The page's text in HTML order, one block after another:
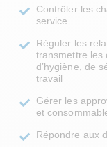
Contrôler les
service
Réguler les
transmettre les
d’hygiène, de
travail
Gérer les
et
Répondre aux